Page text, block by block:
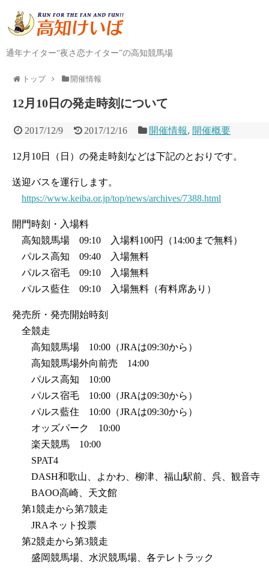
通年ナイター“夜さ恋ナイター”の高知競馬場
トップ 開催情報
12月10日の発走時刻について
2017/12/9 2017/12/16 開催情報, 開催概要
12月10日（日）の発走時刻などは下記のとおりです。
送迎バスを運行します。
https://www.keiba.or.jp/top/news/archives/7388.html
開門時刻・入場料
高知競馬場 09:10 入場料100円（14:00まで無料）
パルス高知 09:40 入場無料
パルス宿毛 09:10 入場無料
パルス藍住 09:10 入場無料（有料席あり）
発売所・発売開始時刻
全競走
高知競馬場 10:00（JRAは09:30から）
高知競馬場外向前売 14:00
パルス高知 10:00
パルス宿毛 10:00（JRAは09:30から）
パルス藍住 10:00（JRAは09:30から）
オッズパーク 10:00
楽天競馬 10:00
SPAT4
DASH和歌山、よかわ、柳津、福山駅前、呉、観音寺
BAOO高崎、天文館
第1競走から第7競走
JRAネット投票
第2競走から第3競走
盛岡競馬場、水沢競馬場、各テレトラック